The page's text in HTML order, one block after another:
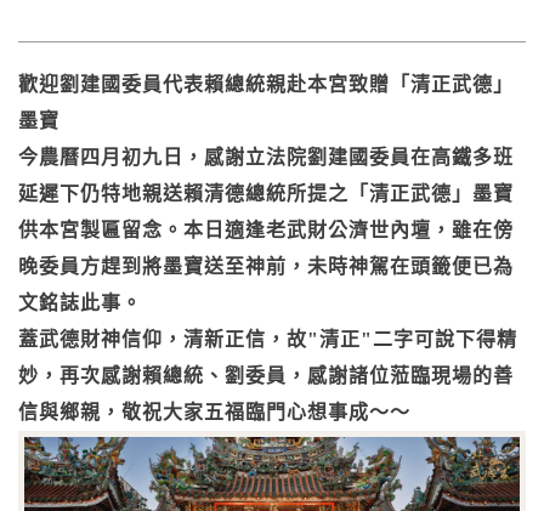
歡迎劉建國委員代表賴總統親赴本宮致贈「清正武德」
墨寶
今農曆四月初九日，感謝立法院劉建國委員在高鐵多班
延遲下仍特地親送賴清德總統所提之「清正武德」墨寶
供本宮製匾留念。本日適逢老武財公濟世內壇，雖在傍
晚委員方趕到將墨寶送至神前，未時神駕在頭籤便已為
文銘誌此事。
蓋武德財神信仰，清新正信，故"清正"二字可說下得精
妙，再次感謝賴總統、劉委員，感謝諸位蒞臨現場的善
信與鄉親，敬祝大家五福臨門心想事成～～